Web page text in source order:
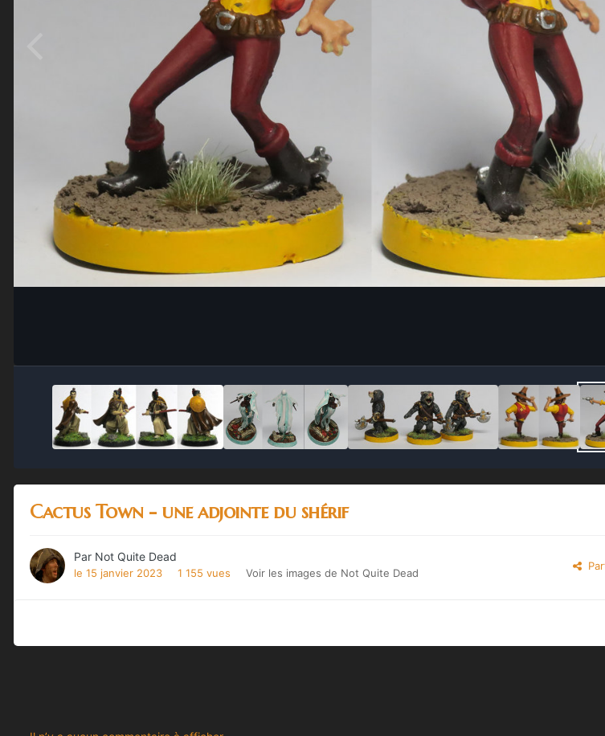
Cactus Town - une adjointe du shérif
Par Not Quite Dead
le 15 janvier 2023 1 155 vues Voir les images de Not Quite Dead